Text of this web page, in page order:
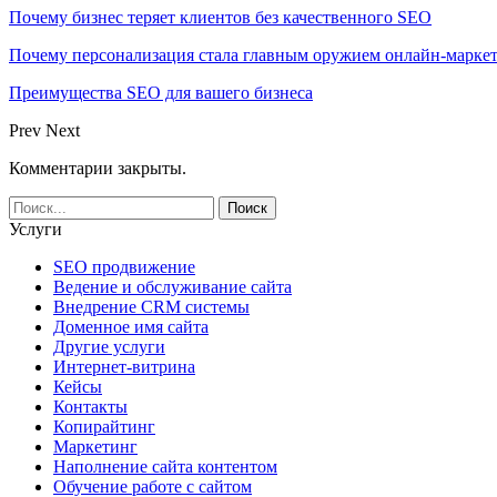
Почему бизнес теряет клиентов без качественного SEO
Почему персонализация стала главным оружием онлайн-
Преимущества SEO для вашего бизнеса
Prev Next
Комментарии закрыты.
Услуги
SEO продвижение
Ведение и обслуживание сайта
Внедрение CRM системы
Доменное имя сайта
Другие услуги
Интернет-витрина
Кейсы
Контакты
Копирайтинг
Маркетинг
Наполнение сайта контентом
Обучение работе с сайтом